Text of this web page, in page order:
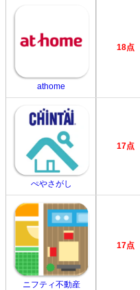
athome
18点
ぺやさがし
17点
ニフティ不動産
17点